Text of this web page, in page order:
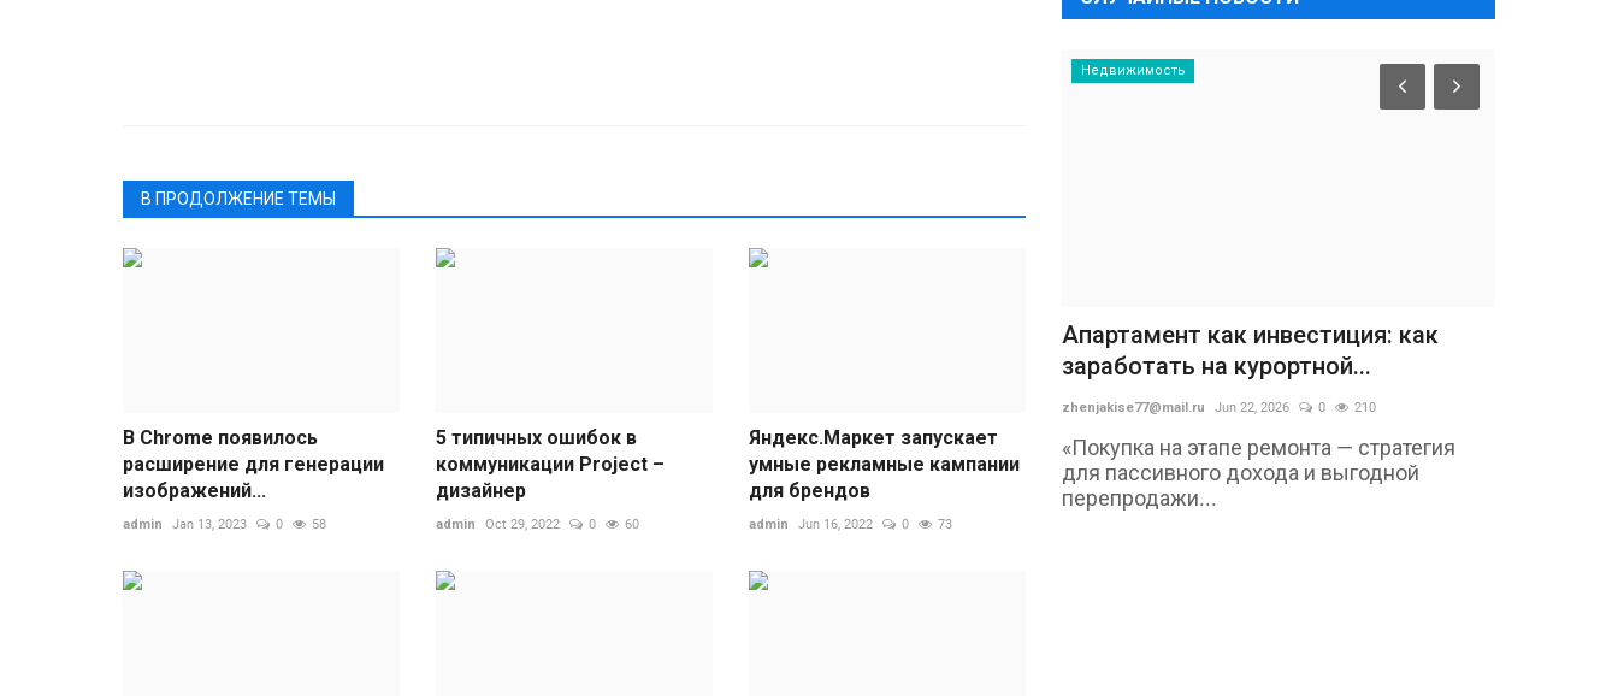
В ПРОДОЛЖЕНИЕ ТЕМЫ
В Chrome появилось
расширение для генерации
изображений...
admin Jan 13, 2023 0 58
5 типичных ошибок в
коммуникации Project –
дизайнер
admin Oct 29, 2022 0 60
Яндекс.Маркет запускает
умные рекламные кампании
для брендов
admin Jun 16, 2022 0 73
Недвижимость
Апартамент как инвестиция: как
заработать на курортной...
zhenjakise77@mail.ru Jun 22, 2026 0 210
«Покупка на этапе ремонта — стратегия
для пассивного дохода и выгодной
перепродажи...